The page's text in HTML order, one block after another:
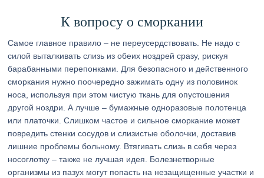
К вопросу о сморкании
Самое главное правило – не переусердствовать. Не надо с
силой выталкивать слизь из обеих ноздрей сразу, рискуя
барабанными перепонками. Для безопасного и действенного
сморкания нужно поочередно зажимать одну из половинок
носа, используя при этом чистую ткань для опустошения
другой ноздри. А лучше – бумажные одноразовые полотенца
или платочки. Слишком частое и сильное сморкание может
повредить стенки сосудов и слизистые оболочки, доставив
лишние проблемы больному. Втягивать слизь в себя через
носоглотку – также не лучшая идея. Болезнетворные
организмы из пазух могут попасть на незащищенные участки и